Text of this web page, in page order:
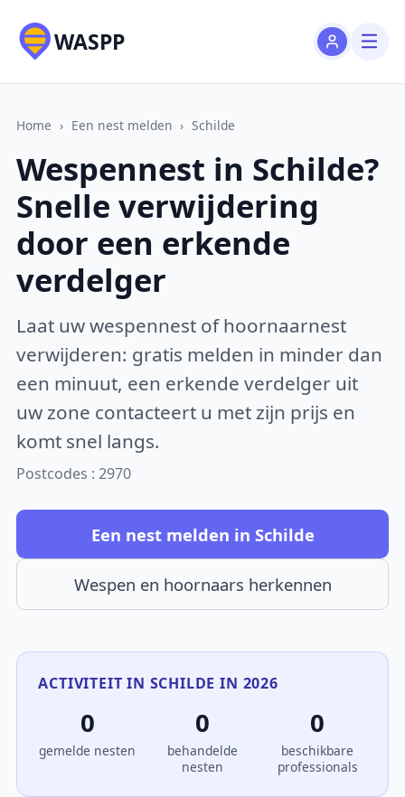
WASPP
Home › Een nest melden › Schilde
Wespennest in Schilde?
Snelle verwijdering
door een erkende
verdelger
Laat uw wespennest of hoornaarnest
verwijderen: gratis melden in minder dan
een minuut, een erkende verdelger uit
uw zone contacteert u met zijn prijs en
komt snel langs.
Postcodes : 2970
Een nest melden in Schilde
Wespen en hoornaars herkennen
ACTIVITEIT IN SCHILDE IN 2026
0
gemelde nesten
0
behandelde
nesten
0
beschikbare
professionals